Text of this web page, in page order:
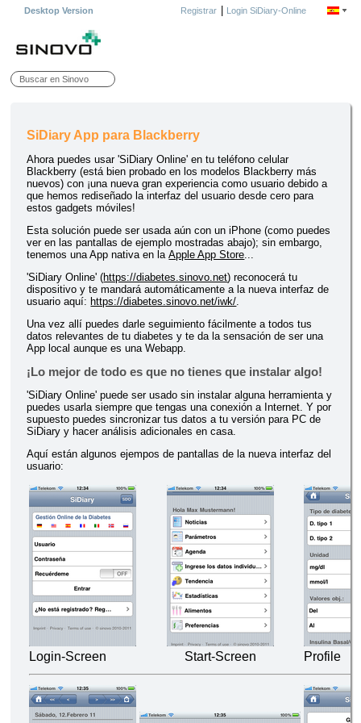
Desktop Version Registrar| Login SiDiary-Online
SiDiary App para Blackberry
Ahora puedes usar 'SiDiary Online' en tu teléfono celular
Blackberry (está bien probado en los modelos Blackberry más
nuevos) con ¡una nueva gran experiencia como usuario debido a
que hemos rediseñado la interfaz del usuario desde cero para
estos gadgets móviles!
Esta solución puede ser usada aún con un iPhone (como puedes
ver en las pantallas de ejemplo mostradas abajo); sin embargo,
tenemos una App nativa en laApple App Store
'SiDiary Online' (https://diabetes.sinovo.net) reconocerá tu
dispositivo y te mandará automáticamente a la nueva interfaz de
usuario aquí: https://diabetes.sinovo.net/iwk/
Una vez allí puedes darle seguimiento fácilmente a todos tus
datos relevantes de tu diabetes y te da la sensación de ser una
App local aunque es una Webapp.
¡Lo mejor de todo es que no tienes que instalar algo!
'SiDiary Online' puede ser usado sin instalar alguna herramienta y
puedes usarla siempre que tengas una conexión a Internet. Y por
supuesto puedes sincronizar tus datos a tu versión para PC de
SiDiary y hacer análisis adicionales en casa.
Aquí están algunos ejempos de pantallas de la nueva interfaz del
usuario:
Login-Screen Start-Screen Profile